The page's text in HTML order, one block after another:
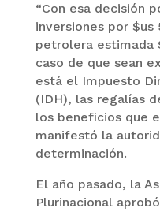
“Con esa decisión
inversiones por
petrolera estimada
caso de que sean
está el Impuesto
(IDH), las regalías
los beneficios que
manifestó la
determinación.
El año pasado, la
Plurinacional